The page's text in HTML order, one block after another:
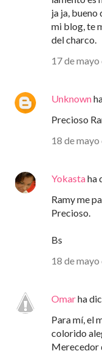
ja ja, bueno
mi blog, te
del charco.
17 de
Unknown
Precioso
18 de
Yokastaha
Ramy me
Precioso.
Bs
18 de
Omarha
Para mí, el
colorido
Merecedor